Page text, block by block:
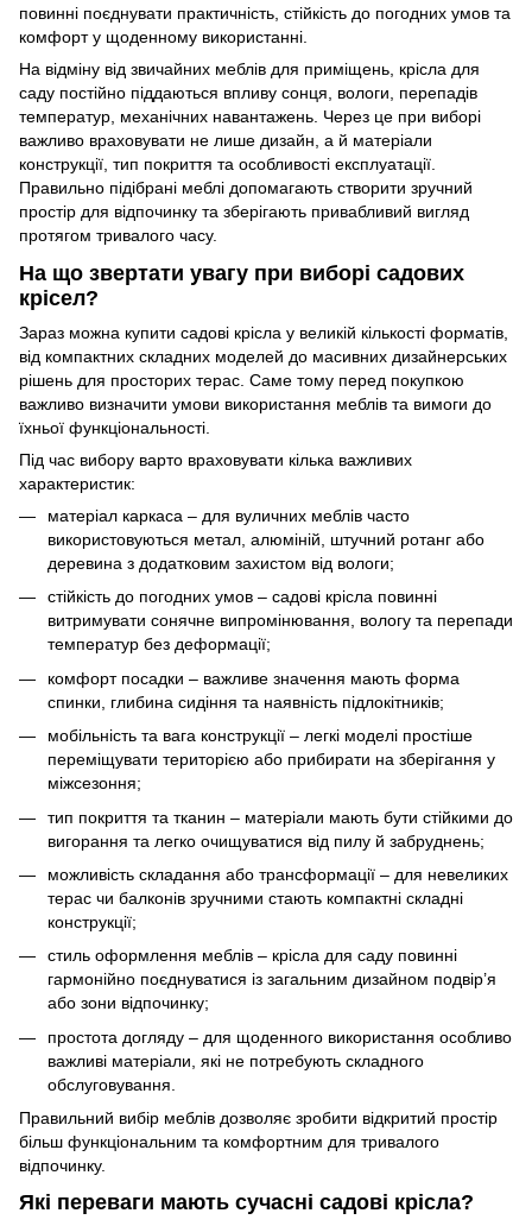
повинні поєднувати практичність, стійкість до погодних умов та
комфорт у щоденному використанні.
На відміну від звичайних меблів для приміщень, крісла для
саду постійно піддаються впливу сонця, вологи, перепадів
температур, механічних навантажень. Через це при виборі
важливо враховувати не лише дизайн, а й матеріали
конструкції, тип покриття та особливості експлуатації.
Правильно підібрані меблі допомагають створити зручний
простір для відпочинку та зберігають привабливий вигляд
протягом тривалого часу.
На що звертати увагу при виборі садових
крісел?
Зараз можна купити садові крісла у великій кількості форматів,
від компактних складних моделей до масивних дизайнерських
рішень для просторих терас. Саме тому перед покупкою
важливо визначити умови використання меблів та вимоги до
їхньої функціональності.
Під час вибору варто враховувати кілька важливих
характеристик:
матеріал каркаса – для вуличних меблів часто
використовуються метал, алюміній, штучний ротанг або
деревина з додатковим захистом від вологи;
стійкість до погодних умов – садові крісла повинні
витримувати сонячне випромінювання, вологу та перепади
температур без деформації;
комфорт посадки – важливе значення мають форма
спинки, глибина сидіння та наявність підлокітників;
мобільність та вага конструкції – легкі моделі простіше
переміщувати територією або прибирати на зберігання у
міжсезоння;
тип покриття та тканин – матеріали мають бути стійкими до
вигорання та легко очищуватися від пилу й забруднень;
можливість складання або трансформації – для невеликих
терас чи балконів зручними стають компактні складні
конструкції;
стиль оформлення меблів – крісла для саду повинні
гармонійно поєднуватися із загальним дизайном подвір’я
або зони відпочинку;
простота догляду – для щоденного використання особливо
важливі матеріали, які не потребують складного
обслуговування.
Правильний вибір меблів дозволяє зробити відкритий простір
більш функціональним та комфортним для тривалого
відпочинку.
Які переваги мають сучасні садові крісла?